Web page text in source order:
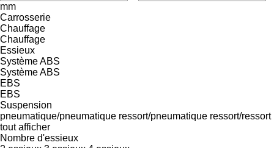
mm
Carrosserie
Chauffage
Chauffage
Essieux
Système ABS
Système ABS
EBS
EBS
Suspension
pneumatique/pneumatique ressort/pneumatique ressort/ressort
tout afficher
Nombre d'essieux